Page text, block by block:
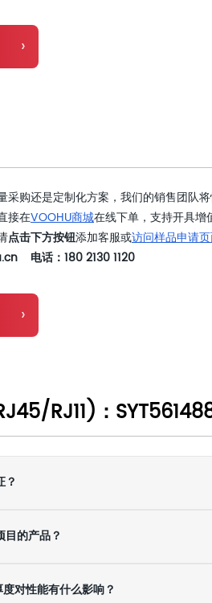
›
购还是定制化方案，我们的销售团队将
接在VOOHU商城在线下单，支持开具增
点击下方按钮添加客服或访问样品申请
电话：180 2130 1120
›
RJ11)：
？
的产品？
对性能有什么影响？